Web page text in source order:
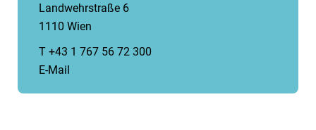
Landwehrstraße 6
1110 Wien
T +43 1 767 56 72 300
E-Mail